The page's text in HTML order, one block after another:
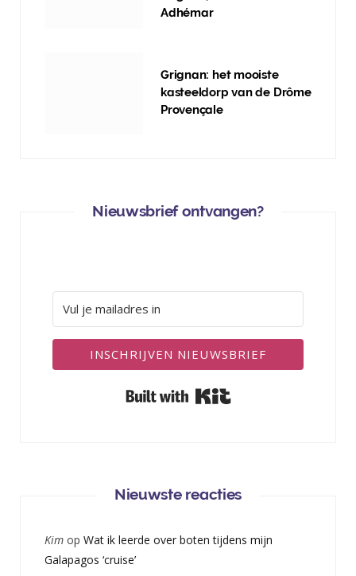
Adhémar
Grignan: het mooiste
kasteeldorp van de Drôme
Provençale
Nieuwsbrief ontvangen?
INSCHRIJVEN NIEUWSBRIEF
Nieuwste reacties
Kim op Wat ik leerde over boten tijdens mijn
Galapagos ‘cruise’